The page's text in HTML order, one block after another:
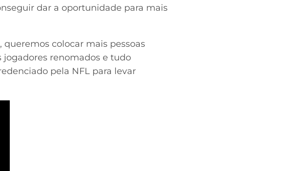
dar a oportunidade para mais
queremos colocar mais pessoas
renomados e tudo
pela NFL para levar